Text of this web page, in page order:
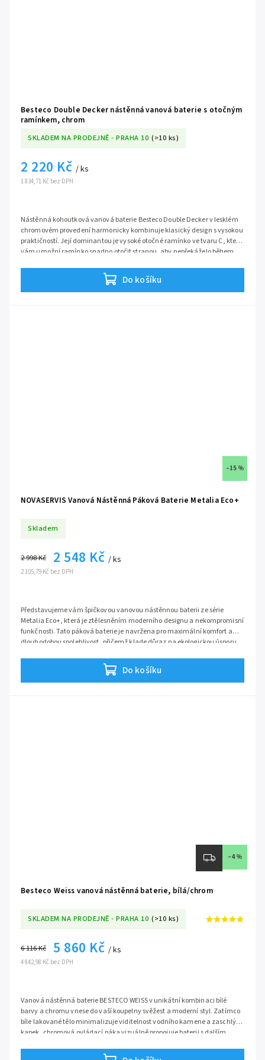
Besteco Double Decker nástěnná vanová baterie s otočným
ramínkem, chrom
SKLADEM NA PRODEJNĚ - PRAHA 10 (>10 ks)
1 834,71 Kč bez DPH
2 220 Kč / ks
Do košíku
Nástěnná kohoutková vanová baterie Besteco Double Decker v lesklém
chromovém provedení harmonicky kombinuje klasický design s vysokou
praktičností. Její dominantou je vysoké otočné ramínko ve tvaru C, které
vám umožní ramínko snadno otočit stranou, aby nepřekáželo během
sérieDouble Decker
–15 %
NOVASERVIS Vanová Nástěnná Páková Baterie Metalia Eco+
Skladem
2 105,79 Kč bez DPH
2 998 Kč 2 548 Kč / ks
Do košíku
Představujeme vám špičkovou vanovou nástěnnou baterii ze série
Metalia Eco+, která je ztělesněním moderního designu a nekompromisní
funkčnosti. Tato páková baterie je navržena pro maximální komfort a
dlouhodobou spolehlivost, přičemž klade důraz na ekologickou úsporu
–4 %
Besteco Weiss vanová nástěnná baterie, bílá/chrom
SKLADEM NA PRODEJNĚ - PRAHA 10 (>10 ks)
4 842,98 Kč bez DPH
6 116 Kč 5 860 Kč / ks
Vanová nástěnná baterie BESTECO WEISS v unikátní kombinaci bílé
barvy a chromu vnese do vaší koupelny svěžest a moderní styl. Zatímco
bíle lakované tělo minimalizuje viditelnost vodního kamene a zaschlých
kapek, chromová ovládací páka vizuálně propojuje baterii s dalším
Baterie vyniká precizním zpracováním z masivní mosazi, což je zárukou
stability a dlouhé životnosti. Srdcem baterie je špičková keramická